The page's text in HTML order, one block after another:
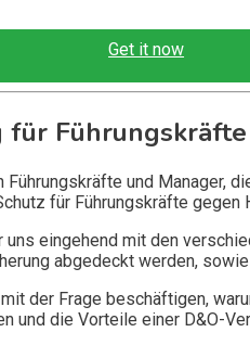
Get it now
für
und Manager,
für Führungskräfte
eingehend mit den
abgedeckt werden,
der Frage beschäftigen,
und die Vorteile einer D&O-